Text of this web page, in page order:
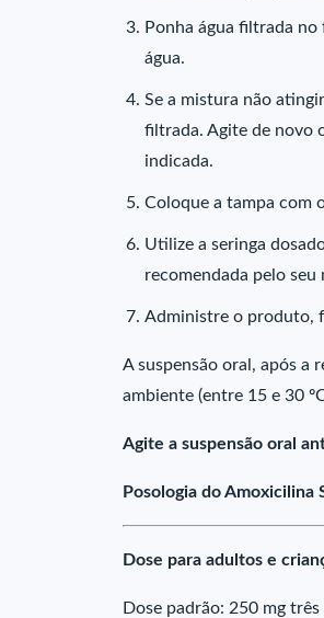
Ponha água filtrada
água.
Se a mistura não
filtrada. Agite de novo
indicada.
Coloque a tampa com
Utilize a seringa
recomendada pelo seu
Administre o produto,
A suspensão oral, após a
ambiente (entre 15 e 30
Agite a suspensão oral
Posologia do Amoxicilina
Dose para adultos e
Dose padrão: 250 mg